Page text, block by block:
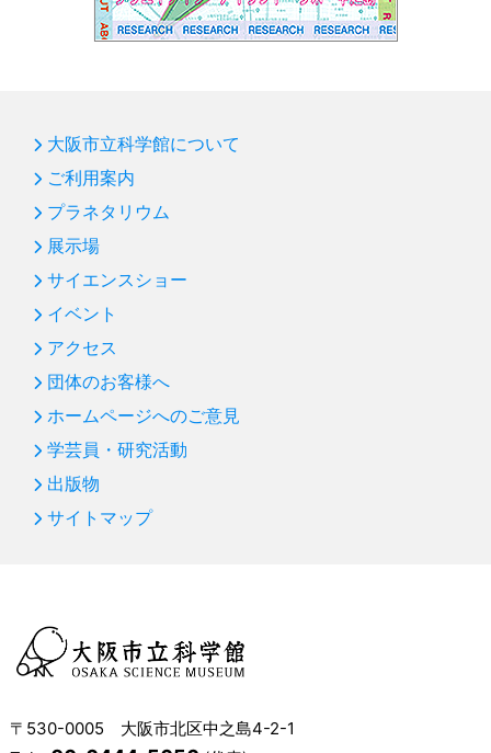
大阪市立科学館について
ご利用案内
プラネタリウム
展示場
サイエンスショー
イベント
アクセス
団体のお客様へ
ホームページへのご意見
学芸員・研究活動
出版物
サイトマップ
〒530-0005 大阪市北区中之島4-2-1